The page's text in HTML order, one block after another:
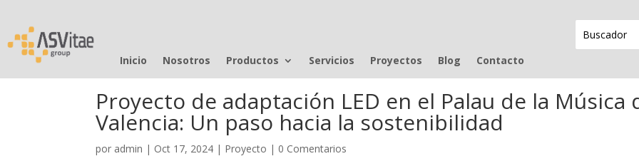
Inicio Nosotros Productos Servicios Proyectos Blog Contacto
Proyecto de adaptación LED en el Palau de la Música
Valencia: Un paso hacia la sostenibilidad
por admin | Oct 17, 2024 | Proyecto | 0 Comentarios